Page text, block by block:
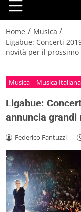
Home / Musica /
Ligabue: Concerti
novità per il prossimo
Musica Musica Italiana
Ligabue:
annuncia grandi
Federico Fantuzzi -